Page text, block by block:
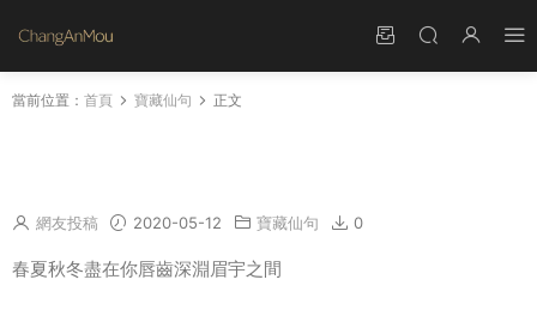
當前位置： 首頁 寶藏仙句 正文
網友投稿 2020-05-12 寶藏仙句 0
春夏秋冬盡在你唇齒深淵眉宇之間